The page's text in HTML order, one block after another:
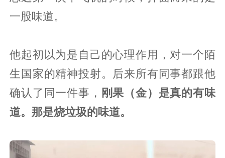
一股味道。
他起初以为是自己的心理作用，对一个陌
生国家的精神投射。后来所有同事都跟他
确认了同一件事， 刚果（金）是真的有味
道。那是烧垃圾的味道。